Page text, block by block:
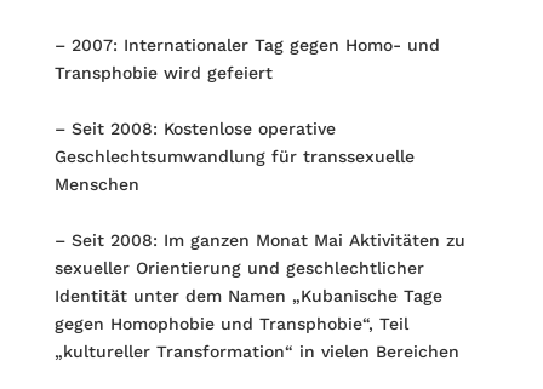
– 2007: Internationaler Tag gegen Homo- und
Transphobie wird gefeiert
– Seit 2008: Kostenlose operative
Geschlechtsumwandlung für transsexuelle
Menschen
– Seit 2008: Im ganzen Monat Mai Aktivitäten zu
sexueller Orientierung und geschlechtlicher
Identität unter dem Namen „Kubanische Tage
gegen Homophobie und Transphobie“, Teil
„kultureller Transformation“ in vielen Bereichen